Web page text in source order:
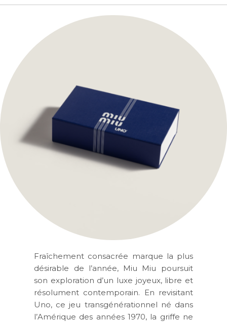
Fraîchement consacrée marque la plus
désirable de l’année, Miu Miu poursuit
son exploration d’un luxe joyeux, libre et
résolument contemporain. En revisitant
Uno, ce jeu transgénérationnel né dans
l’Amérique des années 1970, la griffe ne